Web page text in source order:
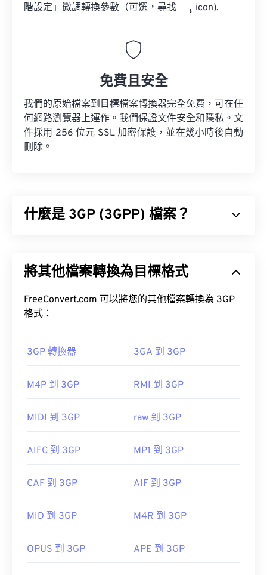
階設定」微調轉換參數（可選，尋找
icon).
免費且安全
我們的原始檔案到目標檔案轉換器完全免費，可在任
何網路瀏覽器上運作。我們保證文件安全和隱私。文
件採用 256 位元 SSL 加密保護，並在幾小時後自動
刪除。
什麼是 3GP (3GPP) 檔案？
全球行動通訊系統 (GSM) 標準。
種檔案格式在大多數作業系統上都可以輕鬆打開，包
3GP 是一種靈活的檔案格式，支援透過 3GPP
將其他檔案轉換為目標格式
FreeConvert.com 可以將您的其他檔案轉換為 3GP
格式：
3GP 轉換器 3GA 到 3GP
M4P 到 3GP RMI 到 3GP
MIDI 到 3GP raw 到 3GP
AIFC 到 3GP MP1 到 3GP
CAF 到 3GP AIF 到 3GP
MID 到 3GP M4R 到 3GP
OPUS 到 3GP APE 到 3GP